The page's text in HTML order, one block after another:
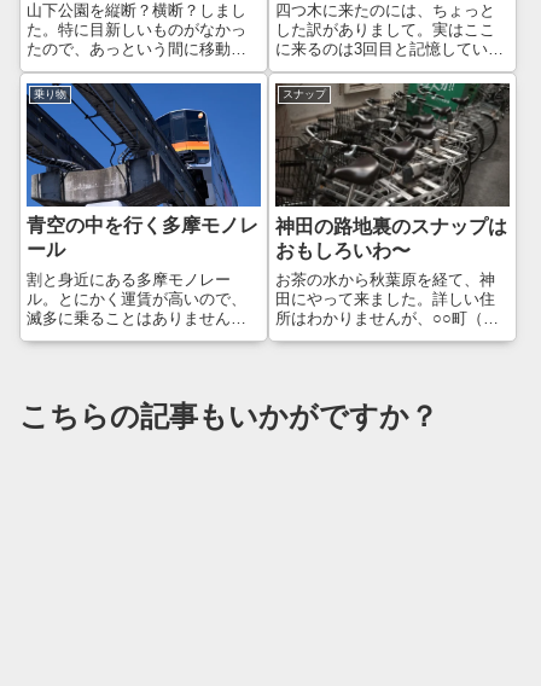
山下公園を縦断？横断？しまし
た。特に目新しいものがなかっ
たので、あっという間に移動し
てしまいました😅スナップ力が
ないよなぁー。鳩に餌を上げて
いる外国人。多分、餌やりは禁
止だと思うのですが、鳩がブワ
ッと一気に飛び上がる瞬間を狙
ってみましたが、...
四つ木に来たのには、ちょっと
した訳がありまして。実はここ
に来るのは3回目と記憶していま
すが、最初に来たのは、LENSの
中里さんのブログ記事を見たの
がきっかけでした。その時のや
り取りと写真がこちら。もう5年
ほど前ですか…時が経つのは早
いなぁ。...
乗り物
青空の中を行く多摩モノレ
ール
割と身近にある多摩モノレー
ル。とにかく運賃が高いので、
滅多に乗ることはありません。
こういうことを書くと「ほいほ
要は「何にお金をかけるか」っ
てところですね。カ...
スナップ
神田の路地裏のスナップは
おもしろいわ〜
お茶の水から秋葉原を経て、神
田にやって来ました。詳しい住
所はわかりませんが、○○町（須
田町とか、神保町とか）の一角
みました。あれ、こんなところ
に神社？EPS...
こちらの記事もいかがですか？